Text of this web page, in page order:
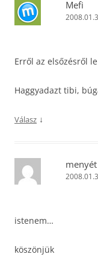
Mefi
Erről az elsőzésről
Haggyadazt tibi,
Válasz ↓
menyét
istenem…
köszönjük